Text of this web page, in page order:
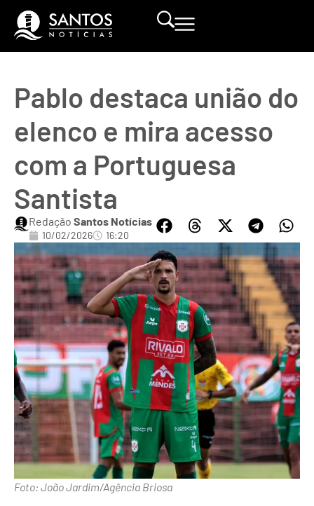
Pablo destaca união do
elenco e mira acesso
com a Portuguesa
Santista
Redação Santos Notícias
10/02/2026 16:20
Foto: João Jardim/Agência Briosa